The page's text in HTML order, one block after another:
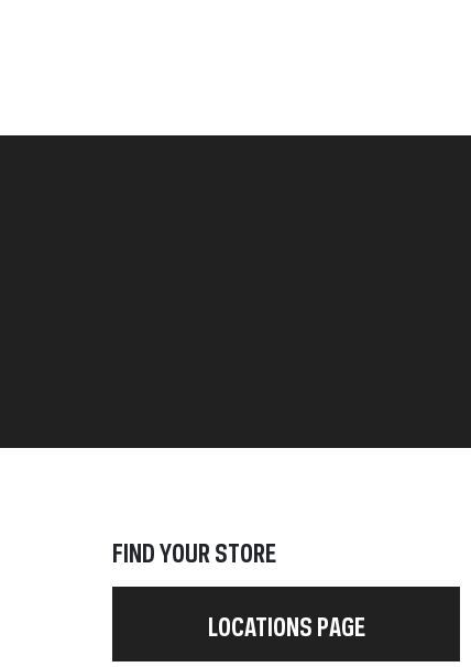
FIND YOUR STORE
LOCATIONS PAGE